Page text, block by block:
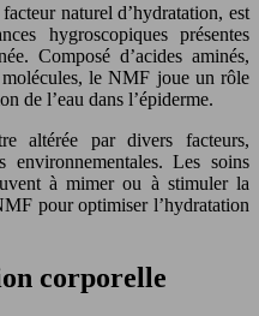
naturel d’hydratation, est
hygroscopiques présentes
Composé d’acides aminés,
molécules, le NMF joue un rôle
de l’eau dans l’épiderme.
altérée par divers facteurs,
environnementales. Les soins
à mimer ou à stimuler la
pour optimiser l’hydratation
corporelle